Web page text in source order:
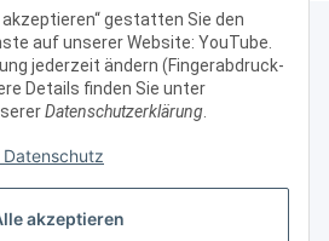
akzeptieren
akzeptieren“ gestatten Sie den
auf unserer Website: YouTube.
jederzeit ändern (Fingerabdruck-
Details finden Sie unter
Datenschutzerklärung.
Datenschutz